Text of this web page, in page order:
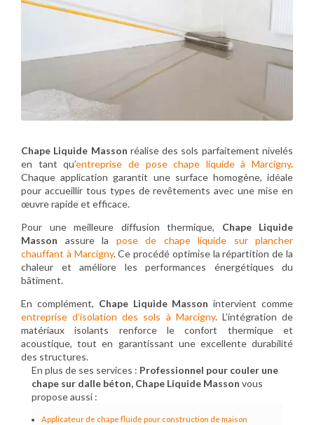
Chape Liquide Masson réalise des sols parfaitement nivelés
en tant qu’entreprise de pose chape liquide à Marcigny.
Chaque application garantit une surface homogène, idéale
pour accueillir tous types de revêtements avec une mise en
œuvre rapide et efficace.
Pour une meilleure diffusion thermique, Chape Liquide
Masson assure la pose de chape liquide sur plancher
chauffant à Marcigny. Ce procédé optimise la répartition de la
chaleur et améliore les performances énergétiques du
bâtiment.
En complément, Chape Liquide Masson intervient comme
entreprise d’isolation des sols à Marcigny. L’intégration de
matériaux isolants renforce le confort thermique et
acoustique, tout en garantissant une excellente durabilité
des structures.
En plus de ses services : Professionnel pour couler une
chape sur dalle béton, Chape Liquide Masson vous
propose aussi :
Applicateur de chape fluide pour construction de maison